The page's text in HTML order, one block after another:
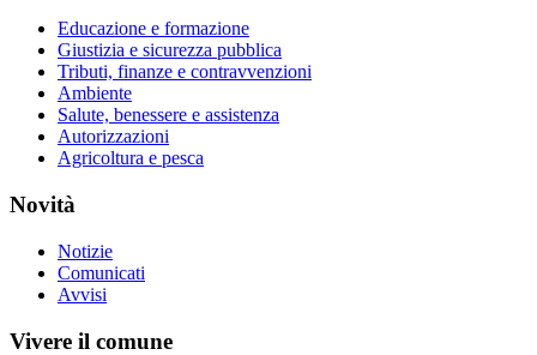
Educazione e formazione
Giustizia e sicurezza pubblica
Tributi, finanze e contravvenzioni
Ambiente
Salute, benessere e assistenza
Autorizzazioni
Agricoltura e pesca
Novità
Notizie
Comunicati
Avvisi
Vivere il comune